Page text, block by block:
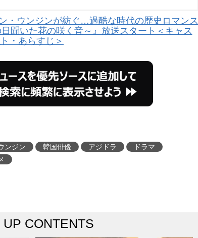
・ウンジンが紡ぐ…過酷な時代の歴史ロマンス
聞いた花の咲く音～』放送スタート＜キャス
ト・あらすじ＞
ンジン 韓国俳優 アジドラ
ドラマ
UP CONTENTS